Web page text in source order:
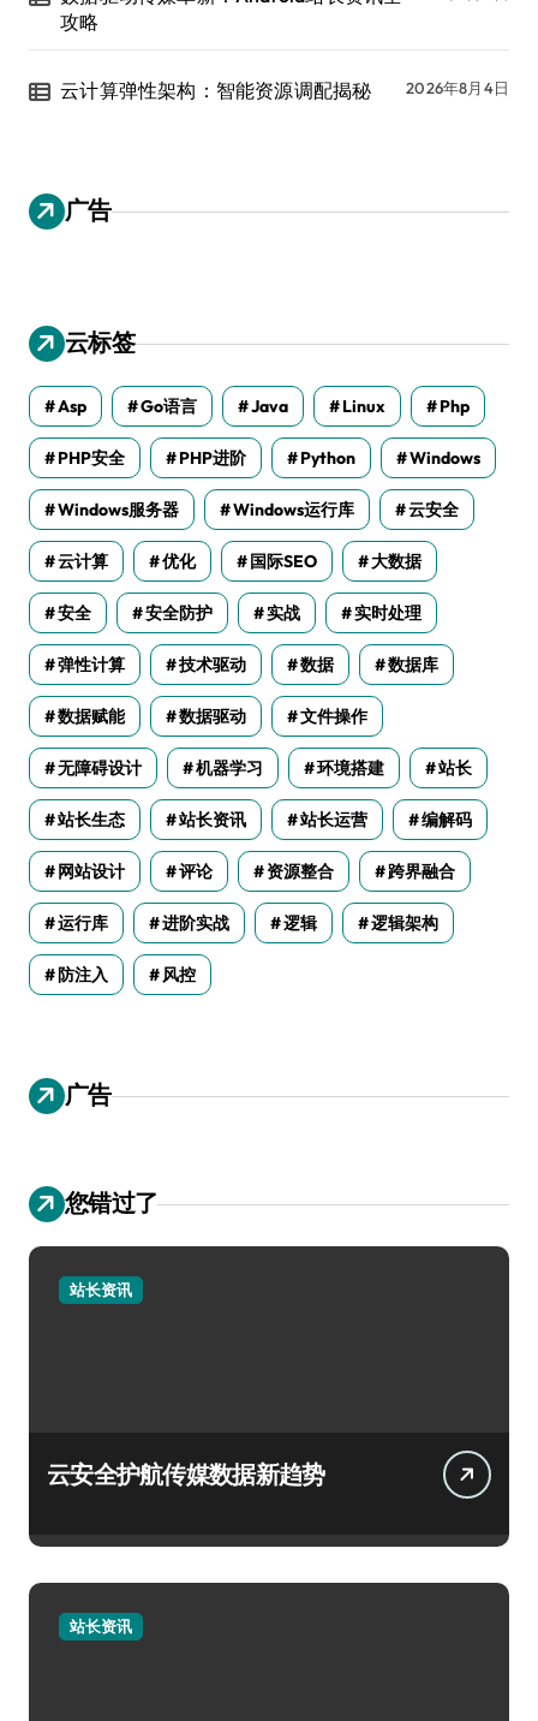
攻略
云计算弹性架构：智能资源调配揭秘 2026年8月4日
广告
云标签
Asp Go语言 Java Linux Php
PHP安全 PHP进阶 Python Windows
Windows服务器 Windows运行库 云安全
云计算 优化 国际SEO 大数据
安全 安全防护 实战 实时处理
弹性计算 技术驱动 数据 数据库
数据赋能 数据驱动 文件操作
无障碍设计 机器学习 环境搭建 站长
站长生态 站长资讯 站长运营 编解码
网站设计 评论 资源整合 跨界融合
运行库 进阶实战 逻辑 逻辑架构
防注入 风控
广告
您错过了
站长资讯
云安全护航传媒数据新趋势
站长资讯